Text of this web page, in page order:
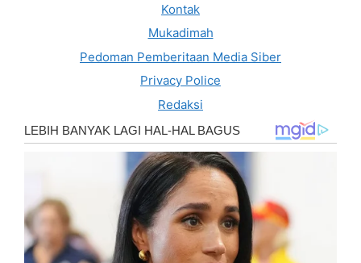
Kontak
Mukadimah
Pedoman Pemberitaan Media Siber
Privacy Police
Redaksi